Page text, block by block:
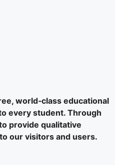
world‑class educational
every student. Through
provide qualitative
our visitors and users.